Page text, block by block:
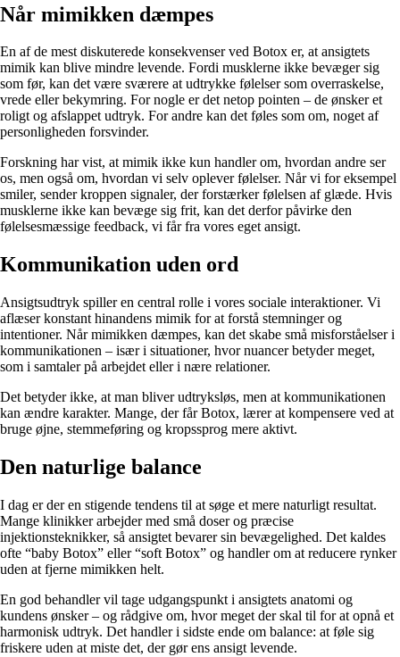
Når mimikken dæmpes
En af de mest diskuterede konsekvenser ved Botox er, at ansigtets
mimik kan blive mindre levende. Fordi musklerne ikke bevæger sig
som før, kan det være sværere at udtrykke følelser som overraskelse,
vrede eller bekymring. For nogle er det netop pointen – de ønsker et
roligt og afslappet udtryk. For andre kan det føles som om, noget af
personligheden forsvinder.
Forskning har vist, at mimik ikke kun handler om, hvordan andre ser
os, men også om, hvordan vi selv oplever følelser. Når vi for eksempel
smiler, sender kroppen signaler, der forstærker følelsen af glæde. Hvis
musklerne ikke kan bevæge sig frit, kan det derfor påvirke den
følelsesmæssige feedback, vi får fra vores eget ansigt.
Kommunikation uden ord
Ansigtsudtryk spiller en central rolle i vores sociale interaktioner. Vi
aflæser konstant hinandens mimik for at forstå stemninger og
intentioner. Når mimikken dæmpes, kan det skabe små misforståelser i
kommunikationen – især i situationer, hvor nuancer betyder meget,
som i samtaler på arbejdet eller i nære relationer.
Det betyder ikke, at man bliver udtryksløs, men at kommunikationen
kan ændre karakter. Mange, der får Botox, lærer at kompensere ved at
bruge øjne, stemmeføring og kropssprog mere aktivt.
Den naturlige balance
I dag er der en stigende tendens til at søge et mere naturligt resultat.
Mange klinikker arbejder med små doser og præcise
injektionsteknikker, så ansigtet bevarer sin bevægelighed. Det kaldes
ofte “baby Botox” eller “soft Botox” og handler om at reducere rynker
uden at fjerne mimikken helt.
En god behandler vil tage udgangspunkt i ansigtets anatomi og
kundens ønsker – og rådgive om, hvor meget der skal til for at opnå et
harmonisk udtryk. Det handler i sidste ende om balance: at føle sig
friskere uden at miste det, der gør ens ansigt levende.